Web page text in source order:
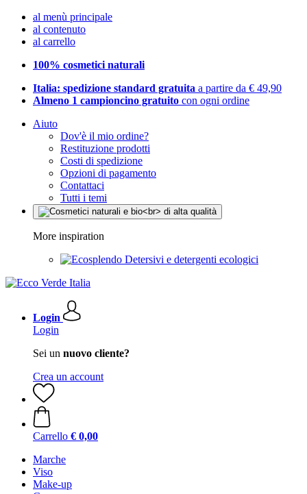
al menù principale
al contenuto
al carrello
100% cosmetici naturali
Italia: spedizione standard gratuita a partire da € 49,90
Almeno 1 campioncino gratuito con ogni ordine
Aiuto
Dov'è il mio ordine?
Restituzione prodotti
Costi di spedizione
Opzioni di pagamento
Contattaci
Tutti i temi
More inspiration
Detersivi e detergenti ecologici
Login
Login
Sei un nuovo cliente?
Crea un account
Carrello € 0,00
Marche
Viso
Make-up